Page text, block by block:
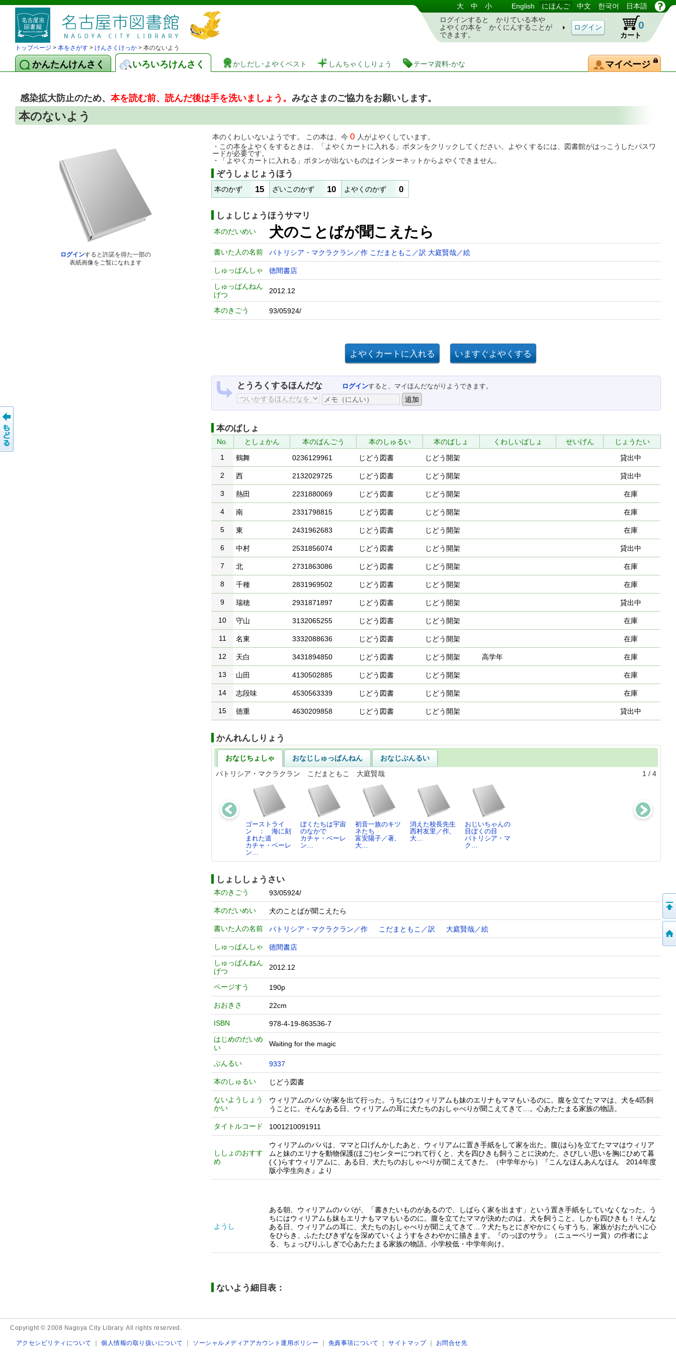
としょかんぞうしょけんさく・よやくシステム 大 中 小 English にほんご 中文 한국어 日本語
ログインすると かりている本や
よやくの本を かくにんすることが
できます。
カート
0
トップページ > 本をさがす > けんさくけっか > 本のないよう
かんたんけんさく いろいろけんさく かしだし･よやくベスト しんちゃくしりょう テーマ資料-かな マイページ
感染拡大防止のため、 本を読む前、読んだ後は手を洗いましょう。 みなさまのご協力をお願いします。
本のないよう
ログインすると許諾を得た一部の
表紙画像をご覧になれます
本のくわしいないようです。 この本は、今 0 人がよやくしています。
・この本をよやくをするときは、「よやくカートに入れる」ボタンをクリックしてください。よやくするには、図書館がはっこうしたパスワ
ードが必要です。
・「よやくカートに入れる」ボタンが出ないものはインターネットからよやくできません。
ぞうしょじょうほう
本のかず 15 ざいこのかず 10 よやくのかず 0
しょしじょうほうサマリ
本のだいめい 犬のことばが聞こえたら
書いた人の名前 パトリシア・マクラクラン／作 こだまともこ／訳 大庭賢哉／絵
しゅっぱんしゃ
徳間書店
しゅっぱんねん
げつ
2012.12
本のきごう 93/05924/
とうろくするほんだな ログインすると、マイほんだながりようできます。
本のばしょ
No. としょかん 本のばんごう 本のしゅるい 本のばしょ くわしいばしょ せいげん
じょうたい
1
鶴舞 0236129961 じどう図書 じどう開架 貸出中
2 西 2132029725 じどう図書 じどう開架 貸出中
3 熱田 2231880069 じどう図書 じどう開架 在庫
4 南 2331798815 じどう図書 じどう開架 在庫
5 東 2431962683 じどう図書 じどう開架 在庫
6 中村 2531856074 じどう図書 じどう開架 貸出中
7 北 2731863086 じどう図書 じどう開架 在庫
8 千種 2831969502 じどう図書 じどう開架 在庫
9 瑞穂 2931871897 じどう図書 じどう開架 貸出中
10 守山 3132065255 じどう図書 じどう開架 在庫
11 名東 3332088636 じどう図書 じどう開架 在庫
12 天白 3431894850 じどう図書 じどう開架 高学年 在庫
13 山田 4130502885 じどう図書 じどう開架 在庫
14 志段味 4530563339 じどう図書 じどう開架 在庫
15 徳重 4630209858 じどう図書 じどう開架 貸出中
かんれんしりょう
おなじちょしゃ おなじしゅっぱんねん
おなじぶんるい
パトリシア・マクラクラン こだまともこ 大庭賢哉
1 / 4
ゴーストライ
ン ： 海に刻
まれた道
カチャ・ベーレ
ン…
ぼくたちは宇宙
のなかで
カチャ・ベーレ
ン…
初音一族のキツ
ネたち
富安陽子／著,
大…
消えた校長先生
西村友里／作,
大…
おじいちゃんの
目ぼくの目
パトリシア・マ
ク…
しょししょうさい
本のきごう 93/05924/
本のだいめい 犬のことばが聞こえたら
書いた人の名前 パトリシア・マクラクラン／作 こだまともこ／訳 大庭賢哉／絵
しゅっぱんしゃ
徳間書店
しゅっぱんねん
げつ
2012.12
ページすう 190p
おおきさ 22cm
ISBN
978-4-19-863536-7
はじめのだいめ
い
Waiting for the magic
ぶんるい 9337
本のしゅるい じどう図書
ないようしょう
かい
ウィリアムのパパが家を出て行った。うちにはウィリアムも妹のエリナもママもいるのに。腹を立てたママは、犬を4匹飼
うことに。そんなある日、ウィリアムの耳に犬たちのおしゃべりが聞こえてきて…。心あたたまる家族の物語。
タイトルコード 1001210091911
ししょのおすす
め
ウィリアムのパパは、ママと口げんかしたあと、ウィリアムに置き手紙をして家を出た。腹(はら)を立てたママはウィリア
ムと妹のエリナを動物保護(ほご)センターにつれて行くと、犬を四ひきも飼うことに決めた。さびしい思いを胸にひめて暮
(く)らすウィリアムに、ある日、犬たちのおしゃべりが聞こえてきた。（中学年から）『こんなほんあんなほん 2014年度
版小学生向き』より
ようし
ある朝、ウィリアムのパパが、「書きたいものがあるので、しばらく家を出ます」という置き手紙をしていなくなった。う
ちにはウィリアムも妹もエリナもママもいるのに。腹を立てたママが決めたのは、犬を飼うこと。しかも四ひきも！そんな
ある日、ウィリアムの耳に、犬たちのおしゃべりが聞こえてきて…？犬たちとにぎやかにくらすうち、家族がおたがいに心
をひらき、ふたたびきずなを深めていくようすをさわやかに描きます。『のっぽのサラ』（ニューベリー賞）の作者によ
る、ちょっぴりふしぎで心あたたまる家族の物語。小学校低・中学年向け。
ないよう細目表：
Copyright © 2008 Nagoya City Library. All rights reserved.
アクセシビリティについて ｜個人情報の取り扱いについて ｜ ソーシャルメディアアカウント運用ポリシー ｜ 免責事項について ｜サイトマップ｜ お問合せ先